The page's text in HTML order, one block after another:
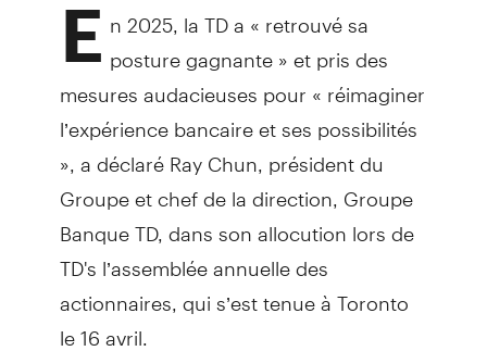
E n 2025, la TD a « retrouvé sa
posture gagnante » et pris des
mesures audacieuses pour « réimaginer
l’expérience bancaire et ses possibilités
», a déclaré Ray Chun, président du
Groupe et chef de la direction, Groupe
Banque TD, dans son allocution lors de
TD's l’assemblée annuelle des
actionnaires, qui s’est tenue à Toronto
le 16 avril.